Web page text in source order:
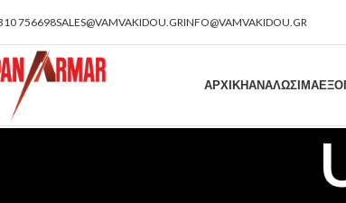
756698SALES@VAMVAKIDOU.GRINFO@VAMVAKIDOU.GR
ΑΡΧΙΚΗΑΝΑΛΩΣΙΜΑ